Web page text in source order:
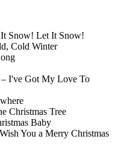
Snow! Let It Snow!
Cold Winter
I've Got My Love To
Christmas Tree
Baby
You a Merry Christmas